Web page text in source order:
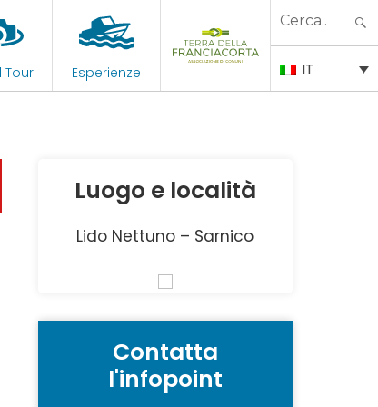
Tour Esperienze
Search
IT
Luogo e località
Lido Nettuno – Sarnico
Contatta
l'infopoint